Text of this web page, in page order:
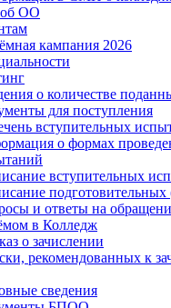
об ОО
кампания 2026
о количестве
для поступления
вступительных
о формах
вступительных
и ответы на
в Колледж
о зачислении
рекомендованных к
сведения